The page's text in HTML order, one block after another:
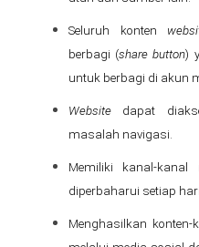
Seluruh konten
berbagi (share button)
untuk berbagi di akun
Website dapat
masalah navigasi.
Memiliki kanal-
diperbaharui setiap hari.
Menghasilkan